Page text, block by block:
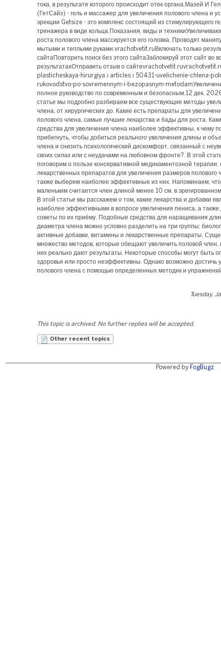
тока, в результате которого происходит отек органа.Мазей И
(ГетСайз) - гель и массажер для увеличения полового члена и
эрекции Getsize - это комплекс состоящий из стимулирующего
тренажера в виде кольца.Показания, виды и
роста полового члена массируется его головка. Проводят
мытыми и теплыми руками.vrachotvetit.ruВключать только
сайтаПовторить поиск без этого сайтаЗаблокируй этот сайт во
результатахОтправить отзыв о
plasticheskaya-hirurgiya › articles › 50431-uvelichenie-chlena-
rukovodstvo-po-sovremennym-i-bezopasnym-
полное руководство по современным и безопасным.12 дек.
статье мы подробно разбираем все существующие методы
члена, от хирургических до. Какие есть препараты для
полового члена, самые лучшие лекарства и бады для роста.
средства для увеличения члена наиболее эффективны, к чему
прибегнуть, чтобы добиться реального увеличения длины и
члена и снизить психологический дискомфорт, связанный с
своих силах или с неудачами на любовном фронте?. В этой
поговорим о пользе консервативной медикаментозной
лекарственных препаратов для увеличения размеров полового
также выберем наиболее эффективные из них. Напоминаем,
маленьким считается член длиной менее 10 см. в
В этой статье мы расскажем о том, какие лекарства и добавки
наиболее эффективными в вопросе увеличения пениса, а также
советы по их приёму. Подобные средства для наращивания
диаметра члена можно условно разделить на три группы:
активные добавки, витамины и лекарственные препараты.
множество методов, которые обещают увеличить половой член,
них реально дают результаты. Некоторые способы могут быть
здоровья или просто неэффективны. Однако возможно достичь
полового члена с помощью определенных методик и
Tuesday,
This topic is archived. No further replies will be accepted.
Other recent topics
Powered by FogBugz